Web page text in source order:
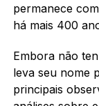
permanece
há mais 400
Embora não
leva seu nome
principais